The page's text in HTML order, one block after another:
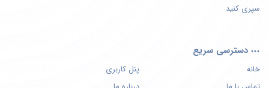
سپری کنید
دسترسی سریع
خانه
پنل کاربری